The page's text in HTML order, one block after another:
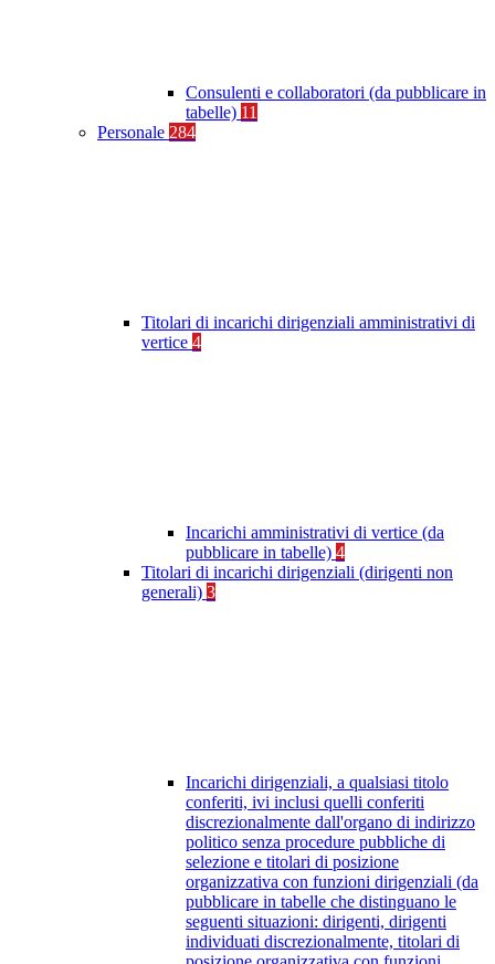
Consulenti e collaboratori (da pubblicare in
tabelle) 11
Personale 284
Titolari di incarichi dirigenziali amministrativi di
vertice 4
Incarichi amministrativi di vertice (da
pubblicare in tabelle) 4
Titolari di incarichi dirigenziali (dirigenti non
generali) 3
Incarichi dirigenziali, a qualsiasi titolo
conferiti, ivi inclusi quelli conferiti
discrezionalmente dall'organo di indirizzo
politico senza procedure pubbliche di
selezione e titolari di posizione
organizzativa con funzioni dirigenziali (da
pubblicare in tabelle che distinguano le
seguenti situazioni: dirigenti, dirigenti
individuati discrezionalmente, titolari di